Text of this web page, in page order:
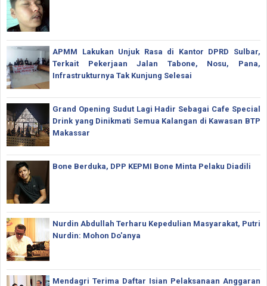
APMM Lakukan Unjuk Rasa di Kantor DPRD Sulbar,
Terkait Pekerjaan Jalan Tabone, Nosu, Pana,
Infrastrukturnya Tak Kunjung Selesai
Grand Opening Sudut Lagi Hadir Sebagai Cafe Special
Drink yang Dinikmati Semua Kalangan di Kawasan BTP
Makassar
Bone Berduka, DPP KEPMI Bone Minta Pelaku Diadili
Nurdin Abdullah Terharu Kepedulian Masyarakat, Putri
Nurdin: Mohon Do'anya
Mendagri Terima Daftar Isian Pelaksanaan Anggaran